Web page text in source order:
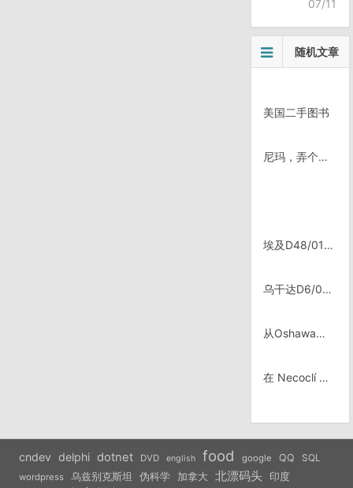
07/11
随机文章
美国二手图书
尼玛，弄个假的吓死活的啊！
埃及D48/0116，卢克索
乌干达D6/0524，Iganga
从Oshawa到NYC用了25天
在 Necoclí 偶遇的时间线
cndev delphi dotnet DVD english food google QQ SQL
wordpress 乌兹别克斯坦 伪科学 加拿大 北漂码头 印度